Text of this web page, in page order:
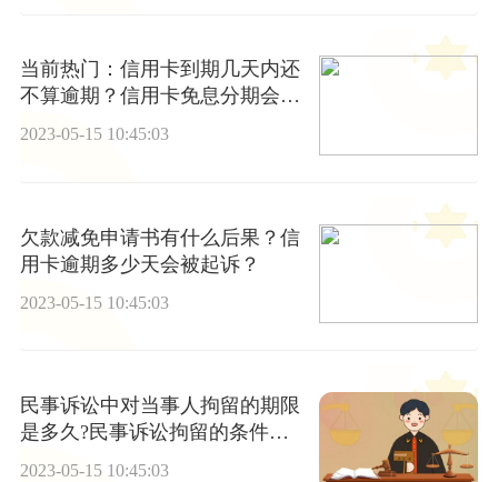
当前热门：信用卡到期几天内还
不算逾期？信用卡免息分期会影
响征信吗？
2023-05-15 10:45:03
欠款减免申请书有什么后果？信
用卡逾期多少天会被起诉？
2023-05-15 10:45:03
民事诉讼中对当事人拘留的期限
是多久?民事诉讼拘留的条件有
哪些?
2023-05-15 10:45:03